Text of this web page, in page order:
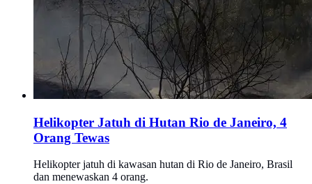
Helikopter Jatuh di Hutan Rio de Janeiro, 4
Orang Tewas
Helikopter jatuh di kawasan hutan di Rio de Janeiro, Brasil
dan menewaskan 4 orang.